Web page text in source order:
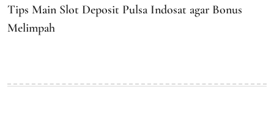
Tips Main Slot Deposit Pulsa Indosat agar Bonus
Melimpah